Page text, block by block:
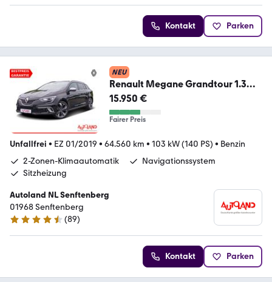
Kontakt Parken
NEU
Renault Megane Grandtour 1.3
TCE GT-Line LED Navi Kamera
15.950 €
Fairer Preis
Unfallfrei • EZ 01/2019 • 64.560 km • 103 kW (140 PS) • Benzin
2-Zonen-Klimaautomatik
Navigationssystem
Sitzheizung
Autoland NL Senftenberg
01968 Senftenberg
4.7 Sterne
(89)
Kontakt Parken